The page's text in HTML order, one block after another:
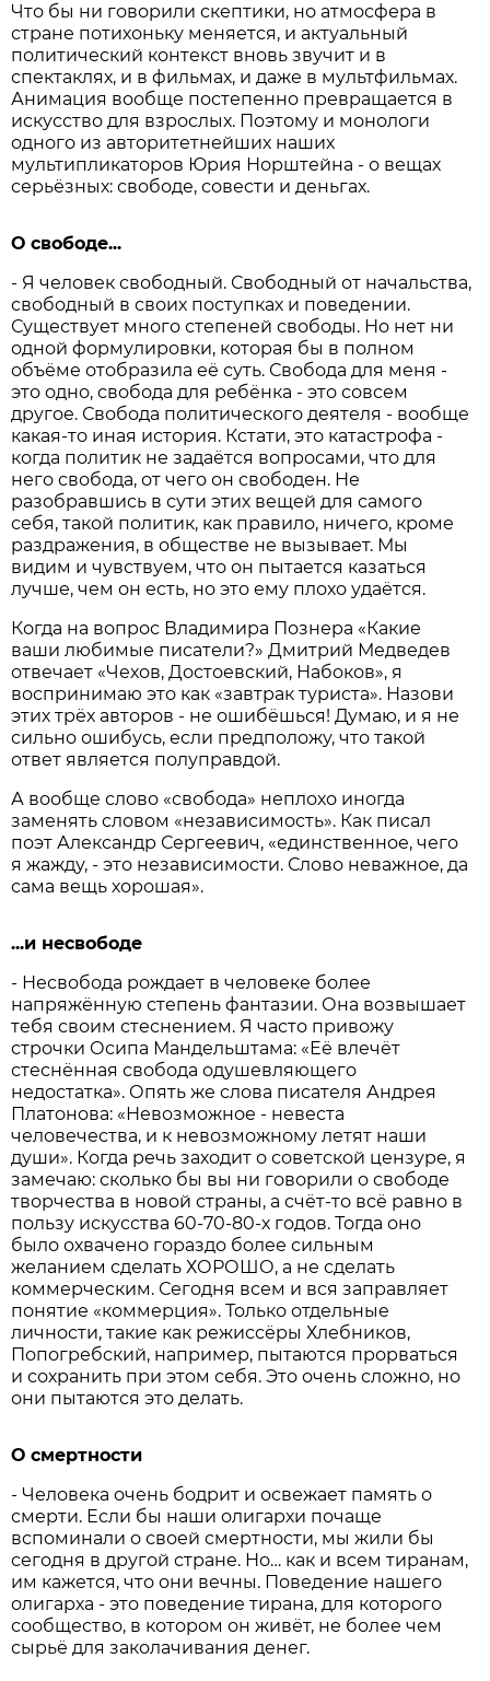
Что бы ни говорили скептики, но атмосфера в
стране потихоньку меняется, и актуальный
политический контекст вновь звучит и в
спектаклях, и в фильмах, и даже в мультфильмах.
Анимация вообще постепенно превращается в
искусство для взрослых. Поэтому и монологи
одного из авторитетнейших наших
мультипликаторов Юрия Норштейна - о вещах
серьёзных: свободе, совести и деньгах.
О свободе...
- Я человек свободный. Свободный от начальства,
свободный в своих поступках и поведении.
Существует много степеней свободы. Но нет ни
одной формулировки, которая бы в полном
объёме отобразила её суть. Свобода для меня -
это одно, свобода для ребёнка - это совсем
другое. Свобода политического деятеля - вообще
какая-то иная история. Кстати, это катастрофа -
когда политик не задаётся вопросами, что для
него свобода, от чего он свободен. Не
разобравшись в сути этих вещей для самого
себя, такой политик, как правило, ничего, кроме
раздражения, в обществе не вызывает. Мы
видим и чувствуем, что он пытается казаться
лучше, чем он есть, но это ему плохо удаётся.
Когда на вопрос Владимира Познера «Какие
ваши любимые писатели?» Дмитрий Медведев
отвечает «Чехов, Достоевский, Набоков», я
воспринимаю это как «завтрак туриста». Назови
этих трёх авторов - не ошибёшься! Думаю, и я не
сильно ошибусь, если предположу, что такой
ответ является полуправдой.
А вообще слово «свобода» неплохо иногда
заменять словом «независимость». Как писал
поэт Александр Сергеевич, «единственное, чего
я жажду, - это независимости. Слово неважное, да
сама вещь хорошая».
...и несвободе
- Несвобода рождает в человеке более
напряжённую степень фантазии. Она возвышает
тебя своим стеснением. Я часто привожу
строчки Осипа Мандельштама: «Её влечёт
стеснённая свобода одушевляющего
недостатка». Опять же слова писателя Андрея
Платонова: «Невозможное - невеста
человечества, и к невозможному летят наши
души». Когда речь заходит о советской цензуре, я
замечаю: сколько бы вы ни говорили о свободе
творчества в новой страны, а счёт-то всё равно в
пользу искусства 60-70-80-х годов. Тогда оно
было охвачено гораздо более сильным
желанием сделать ХОРОШО, а не сделать
коммерческим. Сегодня всем и вся заправляет
понятие «коммерция». Только отдельные
личности, такие как режиссёры Хлебников,
Попогребский, например, пытаются прорваться
и сохранить при этом себя. Это очень сложно, но
они пытаются это делать.
О смертности
- Человека очень бодрит и освежает память о
смерти. Если бы наши олигархи почаще
вспоминали о своей смертности, мы жили бы
сегодня в другой стране. Но… как и всем тиранам,
им кажется, что они вечны. Поведение нашего
олигарха - это поведение тирана, для которого
сообщество, в котором он живёт, не более чем
сырьё для заколачивания денег.